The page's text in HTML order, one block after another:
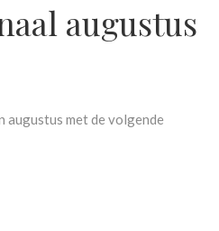
augustus
augustus met de volgende